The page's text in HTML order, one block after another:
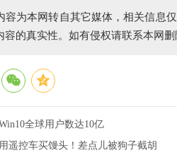
容为本网转自其它媒体，相关信息
的真实性。如有侵权请联系本网删
全球用户数达10亿
遥控车买馒头！差点儿被狗子截胡